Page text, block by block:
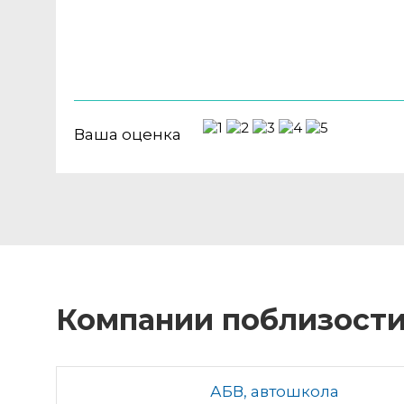
Ваша оценка
Компании поблизости
АБВ, автошкола